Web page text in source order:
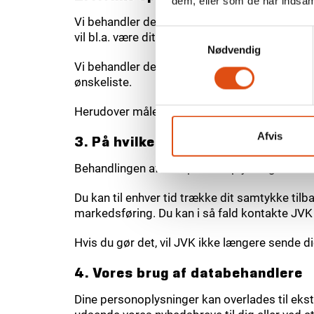
Nødvendig
Afvis
Vi behandler de oplysninger, du giver os, i
vil bl.a. være dit navn, e-mail og alder samt
Vi behandler desuden oplysninger
ønskeliste.
Herudover måler vi din aktivitet i forbindelse
3. På hvilket grundlag behandler
Behandlingen af dine personoplysninger er
Du kan til enhver tid trække dit samtykke
markedsføring. Du kan i så fald kontakte
Hvis du gør det, vil JVK ikke længere sende
4. Vores brug af databehandlere
Dine personoplysninger kan overlades til